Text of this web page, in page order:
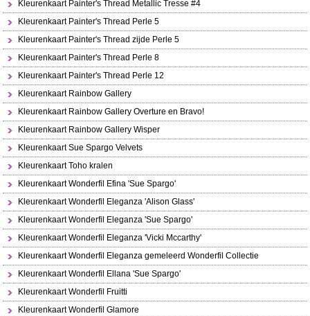
Kleurenkaart Painter's Thread Metallic Tresse #4
Kleurenkaart Painter's Thread Perle 5
Kleurenkaart Painter's Thread zijde Perle 5
Kleurenkaart Painter's Thread Perle 8
Kleurenkaart Painter's Thread Perle 12
Kleurenkaart Rainbow Gallery
Kleurenkaart Rainbow Gallery Overture en Bravo!
Kleurenkaart Rainbow Gallery Wisper
Kleurenkaart Sue Spargo Velvets
Kleurenkaart Toho kralen
Kleurenkaart Wonderfil Efina 'Sue Spargo'
Kleurenkaart Wonderfil Eleganza 'Alison Glass'
Kleurenkaart Wonderfil Eleganza 'Sue Spargo'
Kleurenkaart Wonderfil Eleganza 'Vicki Mccarthy'
Kleurenkaart Wonderfil Eleganza gemeleerd Wonderfil Collectie
Kleurenkaart Wonderfil Ellana 'Sue Spargo'
Kleurenkaart Wonderfil Fruitti
Kleurenkaart Wonderfil Glamore